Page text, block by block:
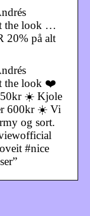
the look …
20% på alt
the look ❤️
☀️ Kjole
600kr ☀️ Vi
og sort.
#nice